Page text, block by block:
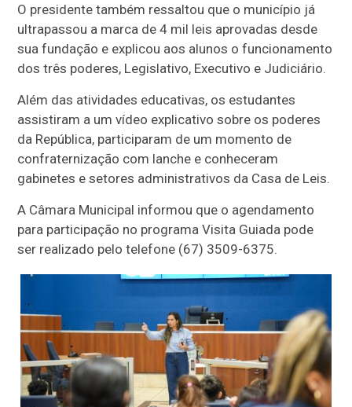
O presidente também ressaltou que o município já
ultrapassou a marca de 4 mil leis aprovadas desde
sua fundação e explicou aos alunos o funcionamento
dos três poderes, Legislativo, Executivo e Judiciário.
Além das atividades educativas, os estudantes
assistiram a um vídeo explicativo sobre os poderes
da República, participaram de um momento de
confraternização com lanche e conheceram
gabinetes e setores administrativos da Casa de Leis.
A Câmara Municipal informou que o agendamento
para participação no programa Visita Guiada pode
ser realizado pelo telefone (67) 3509-6375.